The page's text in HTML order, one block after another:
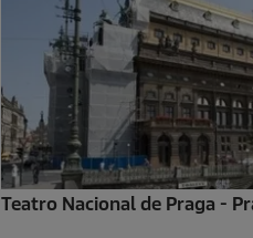
Teatro Nacional de Praga -